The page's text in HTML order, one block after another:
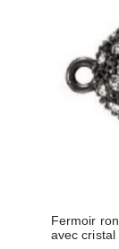
Fermoir
avec cristal